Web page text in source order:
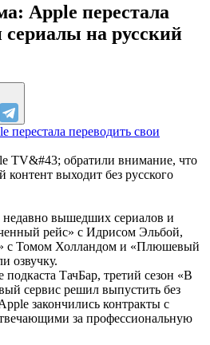
Apple перестала
сериалы на русский
TV&#43; обратили внимание, что
выходит без русского
недавно вышедших сериалов и
рейс» с Идрисом Эльбой,
с Томом Холландом и «Плюшевый
озвучку.
ТачБар, третий сезон «В
сервис решил выпустить без
закончились контракты с
за профессиональную